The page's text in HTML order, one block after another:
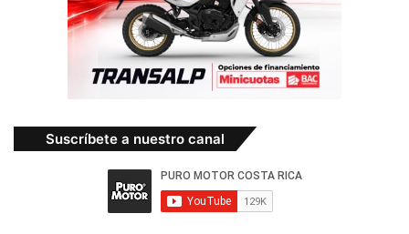
Suscríbete a nuestro canal